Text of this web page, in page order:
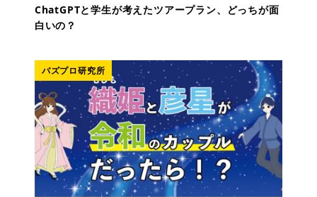
ChatGPTと学生が考えたツアープラン、どっちが面
白いの？
バズプロ研究所